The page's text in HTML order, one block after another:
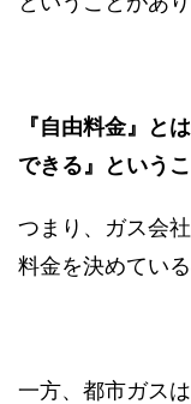
『自由料金』と
できる』というこ
つまり、ガス会
料金を決めている
一方、都市ガス